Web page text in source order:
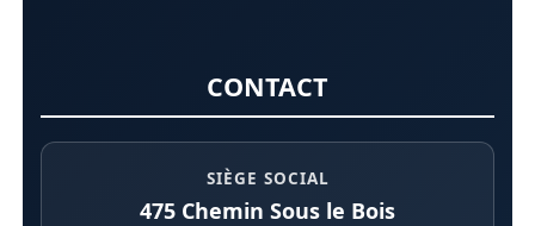
CONTACT
SIÈGE SOCIAL
475 Chemin Sous le Bois